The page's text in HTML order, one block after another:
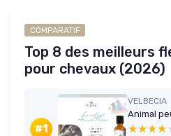
COMPARATIF
Top 8 des meilleurs
pour chevaux (2026)
#1
VELBECIA